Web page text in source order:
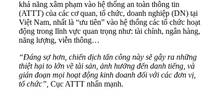
khả năng xâm phạm vào hệ thống an toàn thông tin
(ATTT) của các cơ quan, tổ chức, doanh nghiệp (DN) tại
Việt Nam, nhất là “ưu tiên” vào hệ thống các tổ chức hoạt
động trong lĩnh vực quan trọng như: tài chính, ngân hàng,
năng lượng, viễn thông…
“Đáng sợ hơn, chiến dịch tấn công này sẽ gây ra những
thiệt hại to lớn về tài sản, ảnh hưởng đến danh tiếng, và
gián đoạn mọi hoạt động kinh doanh đối với các đơn vị,
tổ chức”, Cục ATTT nhấn mạnh.